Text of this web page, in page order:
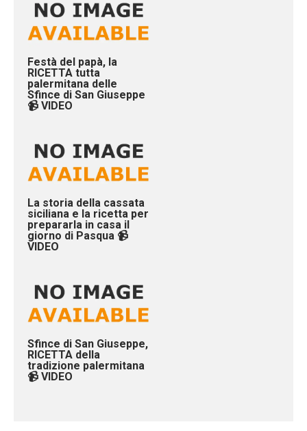
Festà del papà, la
RICETTA tutta
palermitana delle
Sfince di San Giuseppe
📹 VIDEO
La storia della cassata
siciliana e la ricetta per
prepararla in casa il
giorno di Pasqua 📹
VIDEO
Sfince di San Giuseppe,
RICETTA della
tradizione palermitana
📹 VIDEO